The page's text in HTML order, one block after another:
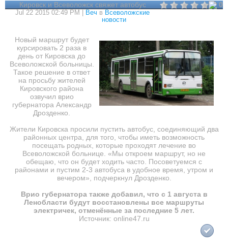
0
Кировск и Всеволожск свяжет автобус
Jul 22 2015 02:49 PM | Веч в Всеволожские
новости
Новый маршрут будет
курсировать 2 раза в
день от Кировска до
Всеволожской больницы.
Такое решение в ответ
на просьбу жителей
Кировского района
озвучил врио
губернатора Александр
Дрозденко.
Жители Кировска просили пустить автобус, соединяющий два
районных центра, для того, чтобы иметь возможность
посещать родных, которые проходят лечение во
Всеволожской больнице. «Мы откроем маршрут, но не
обещаю, что он будет ходить часто. Посоветуемся с
районами и пустим 2-3 автобуса в удобное время, утром и
вечером», подчеркнул Дрозденко.
Врио губернатора также добавил, что с 1 августа в
Ленобласти будут восстановлены все маршруты
электричек, отменённые за последние 5 лет.
Источник: online47.ru